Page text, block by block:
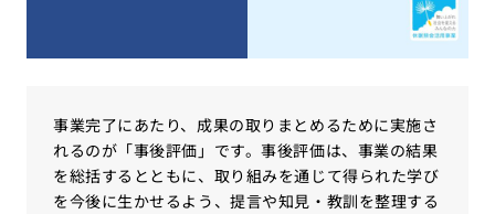
事業完了にあたり、成果の取りまとめるために実施さ
れるのが「事後評価」です。事後評価は、事業の結果
を総括するとともに、取り組みを通じて得られた学び
を今後に生かせるよう、提言や知見・教訓を整理する